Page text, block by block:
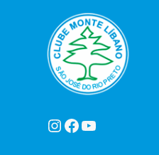
Instagram
Facebook
Youtube